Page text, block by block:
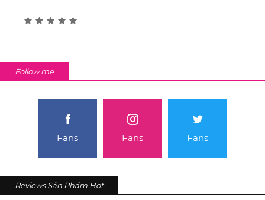
Follow me
Fans Fans Fans
Reviews Sản Phẩm Hot